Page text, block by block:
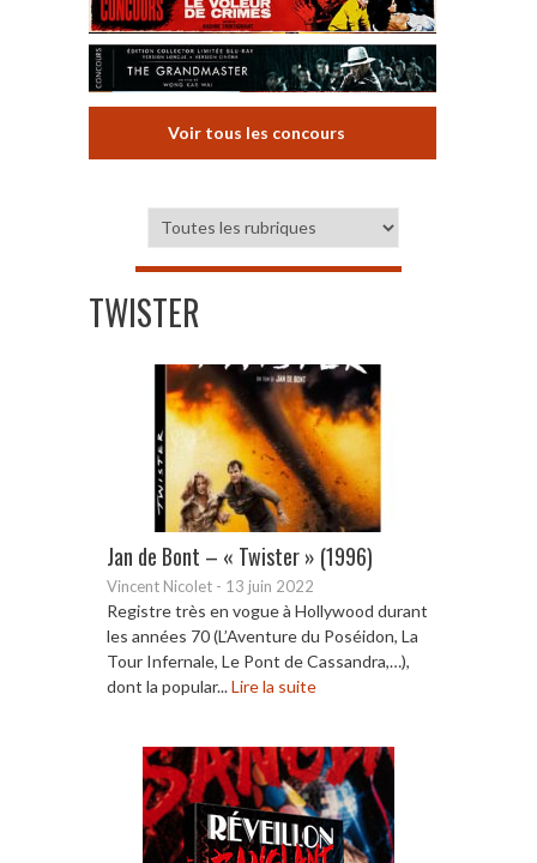
Voir tous les concours
TWISTER
Jan de Bont – « Twister » (1996)
Vincent Nicolet - 13 juin 2022
Registre très en vogue à Hollywood durant
les années 70 (L’Aventure du Poséidon, La
Tour Infernale, Le Pont de Cassandra,…),
dont la popular...Lire la suite